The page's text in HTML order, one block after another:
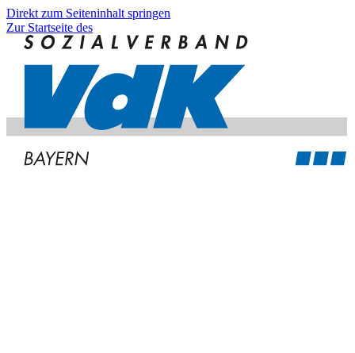
Direkt zum Seiteninhalt springen
Zur Startseite des